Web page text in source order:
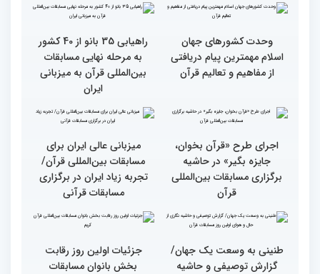
تقلیدی در بخش غیر
حضوری اعلام می‌شود
استقبال کم‌نظیر مردم از
شرعی در حاشیه چهلمین
دوره مسابقات بین‌المللی
قرآن
انس با قرآن بهترین نقشه
راه برای زندگی افراد مختلف
وحدت کشورهای جهان
اسلام مهمترین پیام دریافتی
از مفاهیم و تعالیم قرآن
به مرحله نهایی مسابقات
بین‌المللی قرآن به میزبانی
ایران